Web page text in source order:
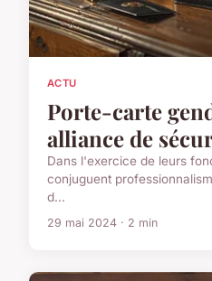
ACTU
Porte-carte
alliance de
Dans l'exercice de leurs
conjuguent
d...
29 mai 2024 · 2 min